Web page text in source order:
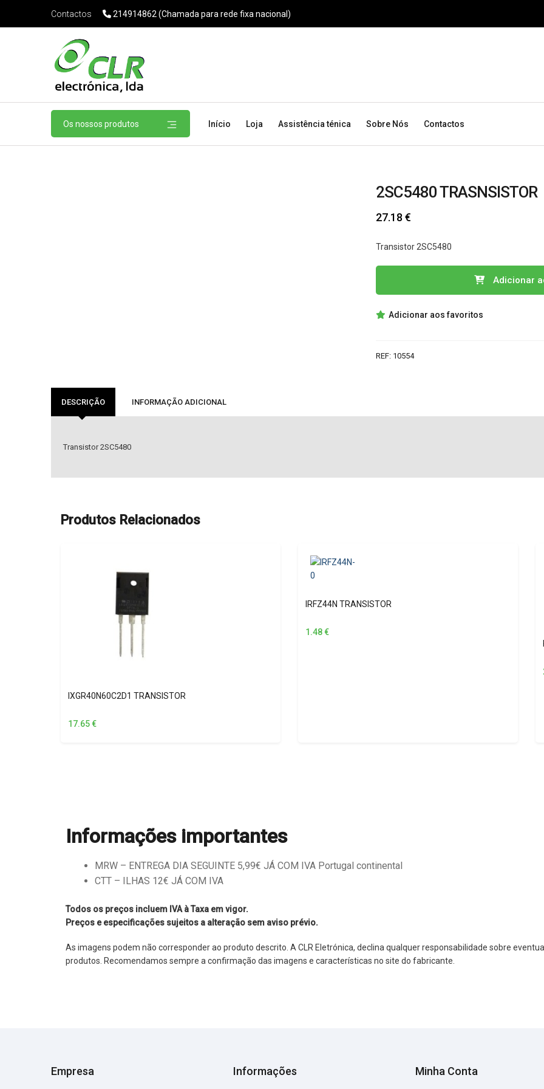
Contactos 214914862 (Chamada para rede fixa nacional)
Os nossos produtos Início Loja Assistência ténica Sobre Nós Contactos
2SC5480 TRASNSISTOR
27.18 €
Transistor 2SC5480
TRASNSISTOR
Adicionar
Adicionar aos favoritos
REF: 10554
DESCRIÇÃO INFORMAÇÃO ADICIONAL
Transistor 2SC5480
Produtos Relacionados
IXGR40N60C2D1 TRANSISTOR
17.65€
IRFZ44N TRANSISTOR
1.48€
Informações importantes
MRW – ENTREGA DIA SEGUINTE 5,99€ JÁ COM IVA Portugal continental
CTT – ILHAS 12€ JÁ COM IVA
Todos os preços incluem IVA à Taxa em vigor.
Preços e especificações sujeitos a alteração sem aviso prévio.
As imagens podem não corresponder ao produto descrito. A CLR Eletrónica, declina qualquer responsabilidade sobre
produtos. Recomendamos sempre a confirmação das imagens e características no site do fabricante.
Empresa Informações Minha Conta